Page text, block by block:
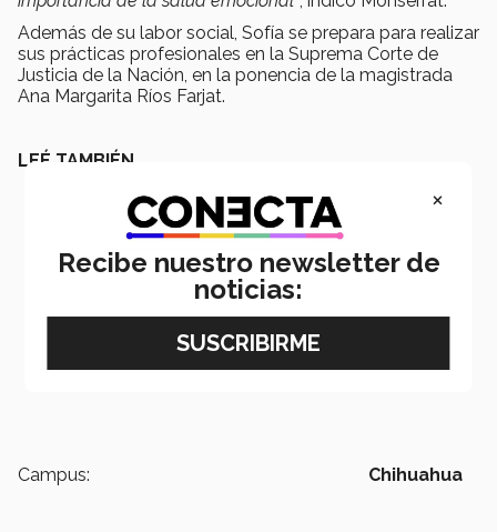
Además de su labor social, Sofía se prepara para realizar
sus prácticas profesionales en la Suprema Corte de
Justicia de la Nación, en la ponencia de la magistrada
Ana Margarita Ríos Farjat. ​​​​​​​
LEÉ TAMBIÉN
Campus: Chihuahua
×
Recibe nuestro newsletter de
noticias: